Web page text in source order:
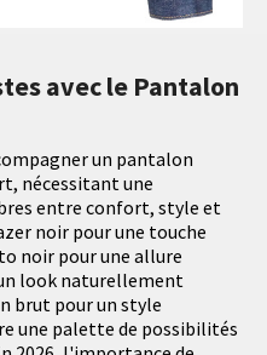
avec le Pantalon
un pantalon
nécessitant une
entre confort, style et
noir pour une touche
noir pour une allure
look naturellement
brut pour un style
une palette de possibilités